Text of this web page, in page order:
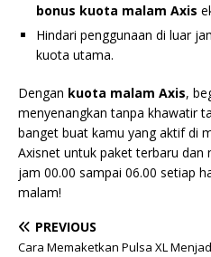
bonus kuota malam Axis
Hindari penggunaan di luar
kuota utama.
Dengan kuota malam Axis,
menyenangkan tanpa khawatir
banget buat kamu yang aktif di
Axisnet untuk paket terbaru
jam 00.00 sampai 06.00 setiap
malam!
PREVIOUS
Cara Memaketkan Pulsa XL